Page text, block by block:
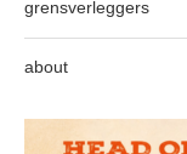
grensverleggers
about